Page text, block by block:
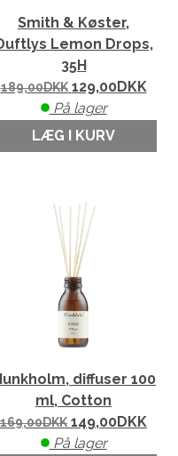
Smith & Køster,
Lemon Drops,
35H
189,00DKK 129,00DKK
På lager
LÆG I KURV
diffuser 100
ml, Cotton
169,00DKK 149,00DKK
På lager